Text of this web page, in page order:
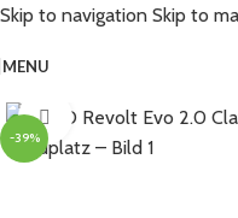
Skip to navigation Skip to
MENU
-39%
Click to enlarge